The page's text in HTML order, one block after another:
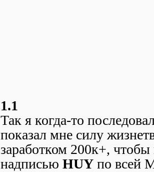
1.1
Так я когда-то
показал мне силу
заработком 200к+,
надписью HUY по всей